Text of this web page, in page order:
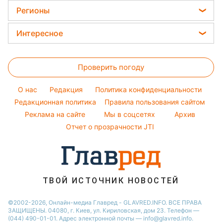
Алла Пугачева
Настя Каменских
Виталий Козловский
Потап
Пылевая буря
Комнатные растения
Все о сале
Курс валют
Цены на продукты
Женские стрижки
Окрашивание волос
Красивый маникюр
Модные ошибки
Советы от Андре Тана
Регионы
Новости Харькова
Новости Полтавы
Новости Львова
Новости Сум
Новости Днепра
Новости Черкассы
Новости Тернополя
Новости Житомира
Новости Запорожья
Интересное
Тесты по картинке
Оптические иллюзии
Народные приметы
Все о шоу-бизнесе
Проверить погоду
O нас Редакция
Политика конфиденциальности
Редакционная политика
Правила пользования сайтом
Реклама на сайте
Мы в соцсетях
Архив
Отчет о прозрачности JTI
ТВОЙ ИСТОЧНИК НОВОСТЕЙ
©2002-2026, Онлайн-медиа Главред - GLAVRED.INFO. ВСЕ ПРАВА
ЗАЩИЩЕНЫ. 04080, г. Киев, ул. Кириловская, дом 23. Телефон —
(044) 490-01-01. Адрес электронной почты — info@glavred.info.